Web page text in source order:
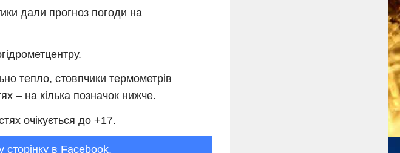
дали прогноз погоди на
тепло, стовпчики термометрів
– на кілька позначок нижче.
очікується до +17.
сторінку в Facebook.